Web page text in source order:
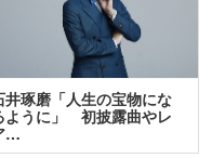
井琢磨「人生の宝物にな
ように」 初披露曲やレ
…